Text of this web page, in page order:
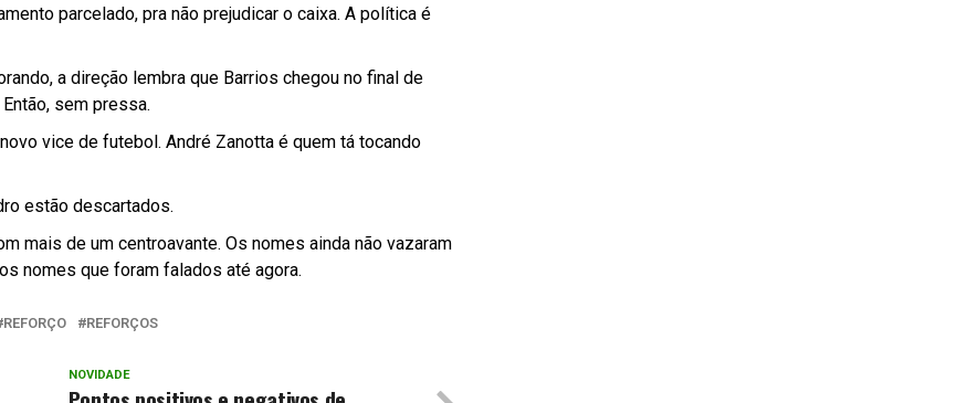
parcelado, pra não prejudicar o caixa. A política é
a direção lembra que Barrios chegou no final de
sem pressa.
vice de futebol. André Zanotta é quem tá tocando
estão descartados.
mais de um centroavante. Os nomes ainda não vazaram
nomes que foram falados até agora.
REFORÇO REFORÇOS
NOVIDADE